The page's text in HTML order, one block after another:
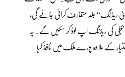
ریڈنگ“ جلد متعارف کرائی جائے گی،
کی ریڈنگ اپ لوڈ کر سکیں گے۔ یہ
کے علاوہ پورے ملک میں نافذ کیا